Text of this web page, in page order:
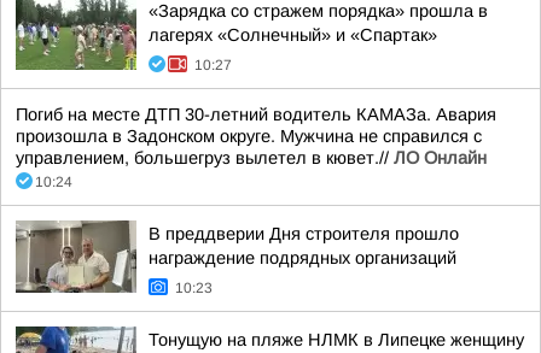
«Зарядка со стражем порядка» прошла в
лагерях «Солнечный» и «Спартак»
10:27
Погиб на месте ДТП 30-летний водитель КАМАЗа. Авария
произошла в Задонском округе. Мужчина не справился с
управлением, большегруз вылетел в кювет.// ЛО Онлайн
10:24
В преддверии Дня строителя прошло
награждение подрядных организаций
10:23
Тонущую на пляже НЛМК в Липецке женщину